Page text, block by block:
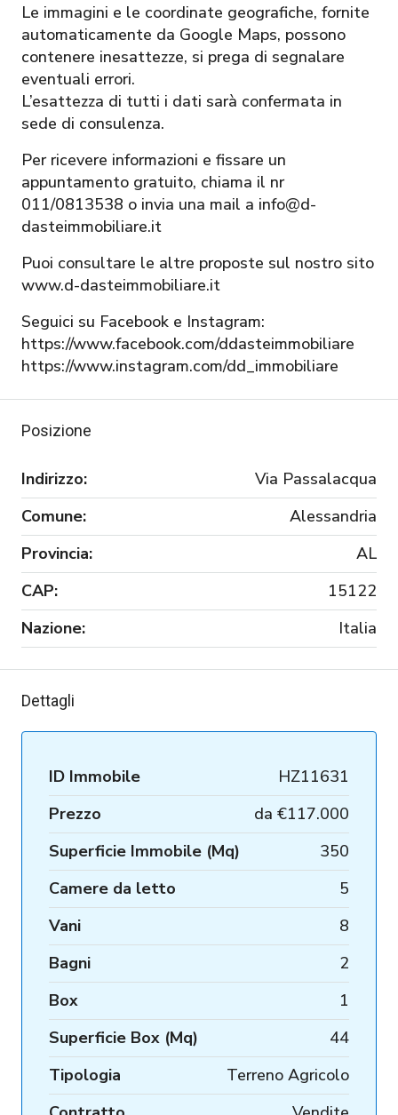
Le immagini e le coordinate geografiche, fornite
automaticamente da Google Maps, possono
contenere inesattezze, si prega di segnalare
eventuali errori.
L’esattezza di tutti i dati sarà confermata in
sede di consulenza.
Per ricevere informazioni e fissare un
appuntamento gratuito, chiama il nr
011/0813538 o invia una mail a info@d-
dasteimmobiliare.it
Puoi consultare le altre proposte sul nostro sito
www.d-dasteimmobiliare.it
Seguici su Facebook e Instagram:
https://www.facebook.com/ddasteimmobiliare
https://www.instagram.com/dd_immobiliare
Posizione
Indirizzo:
Via Passalacqua
Comune:
Alessandria
Provincia:
AL
CAP:
15122
Nazione:
Italia
Dettagli
ID Immobile
HZ11631
Prezzo
da €117.000
Superficie Immobile (Mq)
350
Camere da letto
5
Vani
8
Bagni
2
Box
1
Superficie Box (Mq)
44
Tipologia
Terreno Agricolo